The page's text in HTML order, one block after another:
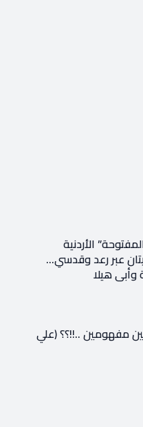
الأردنية
عبر رعد وقدسي…
وأبي هيلا
حرية الصحافة بين مفهومين ..!!؟؟ (علي